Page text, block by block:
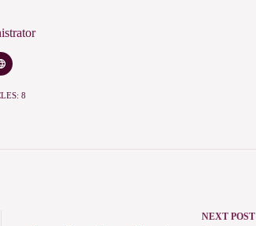
8
NEXT POST